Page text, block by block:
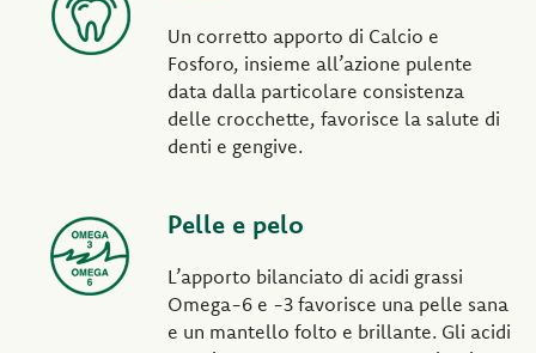
Un corretto apporto di Calcio e
Fosforo, insieme all’azione pulente
data dalla particolare consistenza
delle crocchette, favorisce la salute di
denti e gengive.
Pelle e pelo
L’apporto bilanciato di acidi grassi
Omega-6 e -3 favorisce una pelle sana
e un mantello folto e brillante. Gli acidi